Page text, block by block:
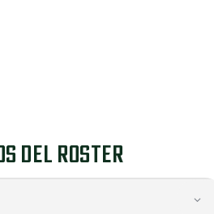
DEL ROSTER